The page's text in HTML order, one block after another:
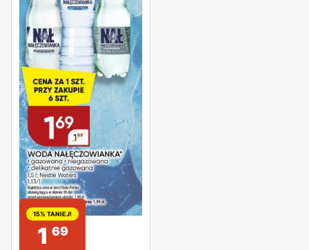
15% TANIEJ!
1 69